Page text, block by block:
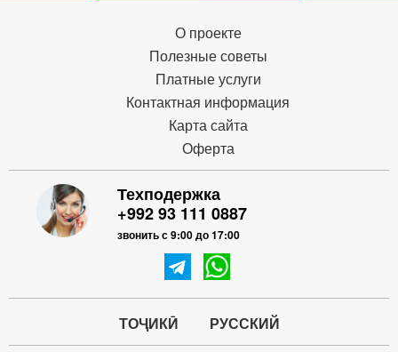
О проекте
Полезные советы
Платные услуги
Контактная информация
Карта сайта
Оферта
Техподержка
+992 93 111 0887
звонить с 9:00 до 17:00
ТОҶИКӢ РУССКИЙ